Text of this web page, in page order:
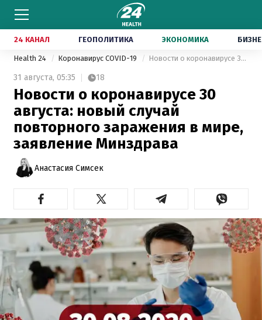
24 КАНАЛ ГЕОПОЛИТИКА ЭКОНОМИКА
Health 24 Коронавирус COVID-19 Новости о коронавирусе 30 августа: новый случай повторного заражения в мире, заявление Минздрава
31 августа, 05:35 18
Новости о коронавирусе 30
августа: новый случай
повторного заражения в мире,
заявление Минздрава
Анастасия Симсек